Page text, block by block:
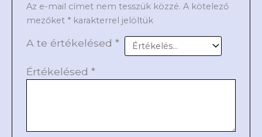
Az e-mail címet nem tesszük közzé. A kötelező
mezőket * karakterrel jelöltük
A te értékelésed*
Értékelésed*